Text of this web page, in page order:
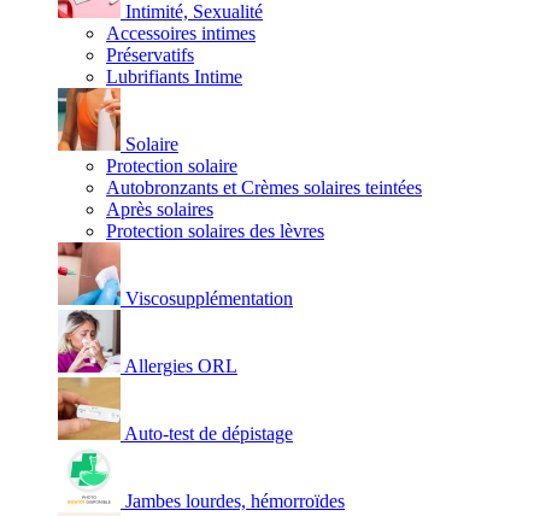
Intimité, Sexualité
Accessoires intimes
Préservatifs
Lubrifiants Intime
Solaire
Protection solaire
Autobronzants et Crèmes solaires teintées
Après solaires
Protection solaires des lèvres
Viscosupplémentation
Allergies ORL
Auto-test de dépistage
Jambes lourdes, hémorroïdes